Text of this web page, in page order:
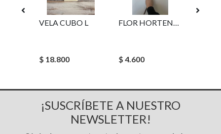
VELA CUBO L
$ 18.800
FLOR HORTENSIA HYDRA TE
$ 4.600
¡SUSCRÍBETE A NUESTRO
NEWSLETTER!